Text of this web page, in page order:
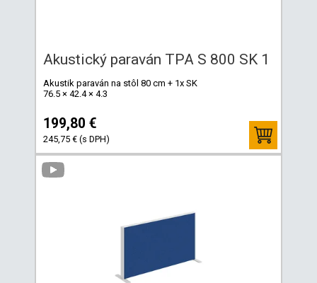
Akustický paraván TPA S 800 SK 1
Akustik paraván na stôl 80 cm + 1x SK
76.5 × 42.4 × 4.3
199,80 €
245,75 € (s DPH)